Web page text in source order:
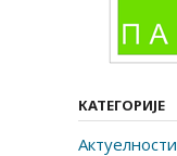
КАТЕГОРИЈЕ
Актуелности